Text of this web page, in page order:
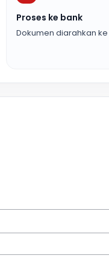
Proses ke bank
Dokumen diarahkan